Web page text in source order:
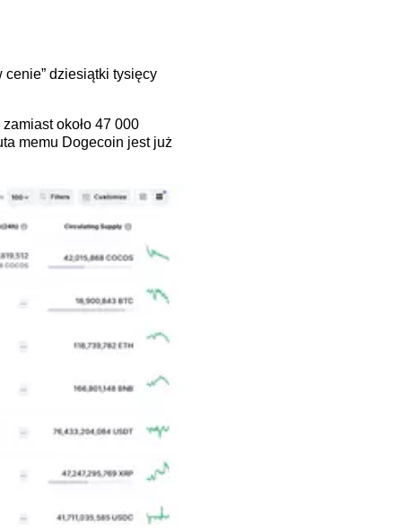
cenie” dziesiątki tysięcy
około 47 000
memu Dogecoin jest już